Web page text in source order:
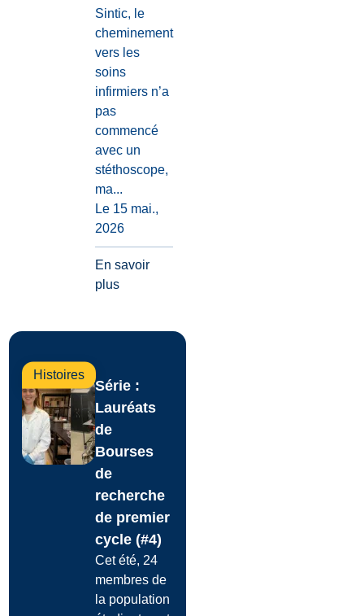
Sintic, le
cheminement
vers les
soins
infirmiers n’a
pas
commencé
avec un
stéthoscope,
ma...
Le 15 mai.,
2026
En savoir
plus
Histoires
Série :
Lauréats
de
Bourses
de
recherche
de premier
cycle (#4)
Cet été, 24
membres de
la population